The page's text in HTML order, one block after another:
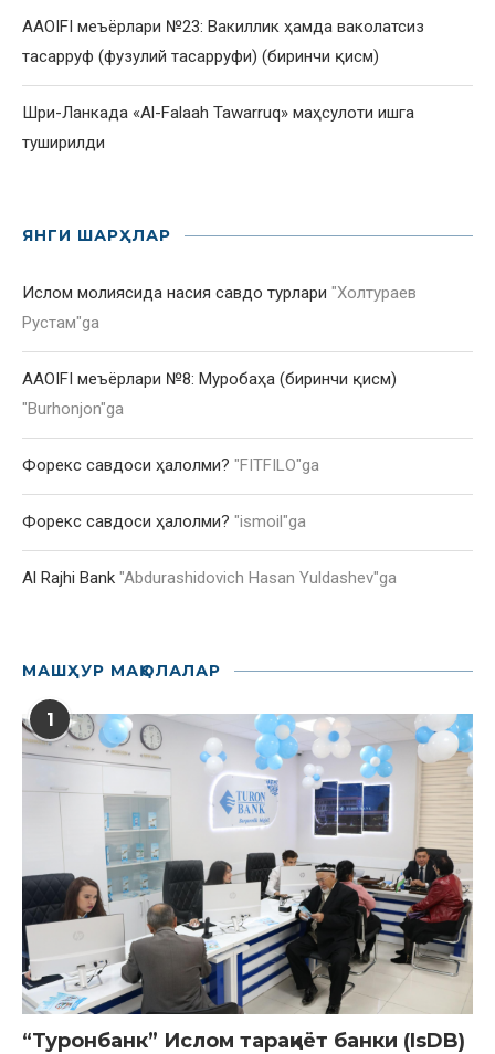
AAOIFI меъёрлари №23: Вакиллик ҳамда ваколатсиз
тасарруф (фузулий тасарруфи) (биринчи қисм)
Шри-Ланкада «Al-Falaah Tawarruq» маҳсулоти ишга
туширилди
ЯНГИ ШАРҲЛАР
Ислом молиясида насия савдо турлари "Холтураев
Рустам"ga
AAOIFI меъёрлари №8: Муробаҳа (биринчи қисм)
"Burhonjon"ga
Форекс савдоси ҳалолми? "FITFILO"ga
Форекс савдоси ҳалолми? "ismoil"ga
Al Rajhi Bank "Abdurashidovich Hasan Yuldashev"ga
МАШҲУР МАҚОЛАЛАР
1
“Туронбанк” Ислом тараққиёт банки (IsDB)